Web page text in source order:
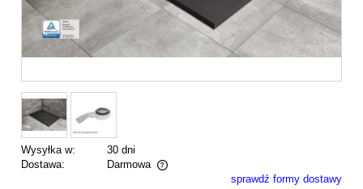
Wysyłka w:
30 dni
Dostawa:
Darmowa
Cena nie zawiera ewentualnych kosztów płatnościsprawdź formy dostawy